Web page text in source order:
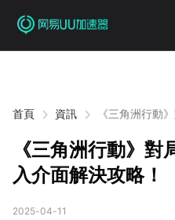
首頁 資訊
《三角洲行動
《三角洲行動》
入介面解決攻略！
2025-04-11